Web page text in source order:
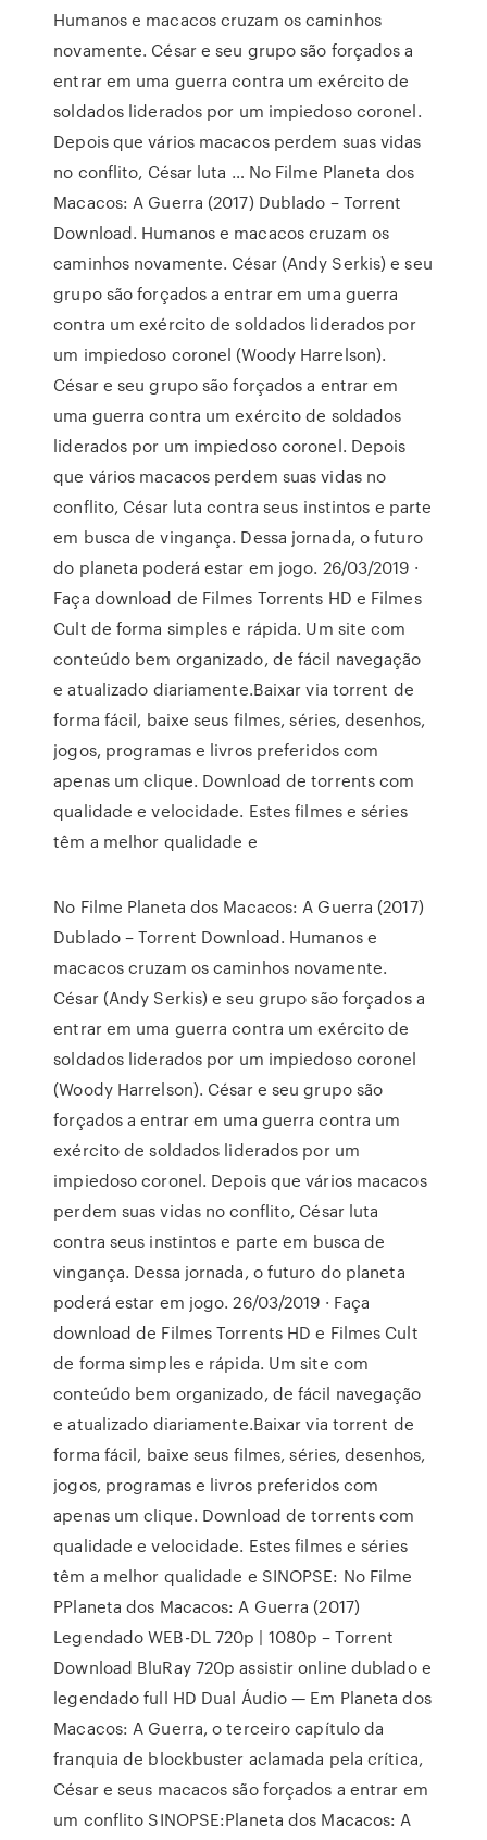
Humanos e macacos cruzam os caminhos
novamente. César e seu grupo são forçados a
entrar em uma guerra contra um exército de
soldados liderados por um impiedoso coronel.
Depois que vários macacos perdem suas vidas
no conflito, César luta … No Filme Planeta dos
Macacos: A Guerra (2017) Dublado – Torrent
Download. Humanos e macacos cruzam os
caminhos novamente. César (Andy Serkis) e seu
grupo são forçados a entrar em uma guerra
contra um exército de soldados liderados por
um impiedoso coronel (Woody Harrelson).
César e seu grupo são forçados a entrar em
uma guerra contra um exército de soldados
liderados por um impiedoso coronel. Depois
que vários macacos perdem suas vidas no
conflito, César luta contra seus instintos e parte
em busca de vingança. Dessa jornada, o futuro
do planeta poderá estar em jogo. 26/03/2019 ·
Faça download de Filmes Torrents HD e Filmes
Cult de forma simples e rápida. Um site com
conteúdo bem organizado, de fácil navegação
e atualizado diariamente.Baixar via torrent de
forma fácil, baixe seus filmes, séries, desenhos,
jogos, programas e livros preferidos com
apenas um clique. Download de torrents com
qualidade e velocidade. Estes filmes e séries
têm a melhor qualidade e
No Filme Planeta dos Macacos: A Guerra (2017)
Dublado – Torrent Download. Humanos e
macacos cruzam os caminhos novamente.
César (Andy Serkis) e seu grupo são forçados a
entrar em uma guerra contra um exército de
soldados liderados por um impiedoso coronel
(Woody Harrelson). César e seu grupo são
forçados a entrar em uma guerra contra um
exército de soldados liderados por um
impiedoso coronel. Depois que vários macacos
perdem suas vidas no conflito, César luta
contra seus instintos e parte em busca de
vingança. Dessa jornada, o futuro do planeta
poderá estar em jogo. 26/03/2019 · Faça
download de Filmes Torrents HD e Filmes Cult
de forma simples e rápida. Um site com
conteúdo bem organizado, de fácil navegação
e atualizado diariamente.Baixar via torrent de
forma fácil, baixe seus filmes, séries, desenhos,
jogos, programas e livros preferidos com
apenas um clique. Download de torrents com
qualidade e velocidade. Estes filmes e séries
têm a melhor qualidade e SINOPSE: No Filme
PPlaneta dos Macacos: A Guerra (2017)
Legendado WEB-DL 720p | 1080p – Torrent
Download BluRay 720p assistir online dublado e
legendado full HD Dual Áudio — Em Planeta dos
Macacos: A Guerra, o terceiro capítulo da
franquia de blockbuster aclamada pela crítica,
César e seus macacos são forçados a entrar em
um conflito SINOPSE:Planeta dos Macacos: A